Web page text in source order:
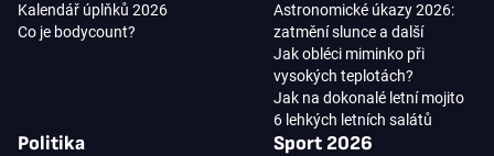
Kalendář úplňků 2026
Co je bodycount?
Astronomické úkazy 2026:
zatmění slunce a další
Jak obléci miminko při
vysokých teplotách?
Jak na dokonalé letní mojito
6 lehkých letních salátů
Politika Sport 2026